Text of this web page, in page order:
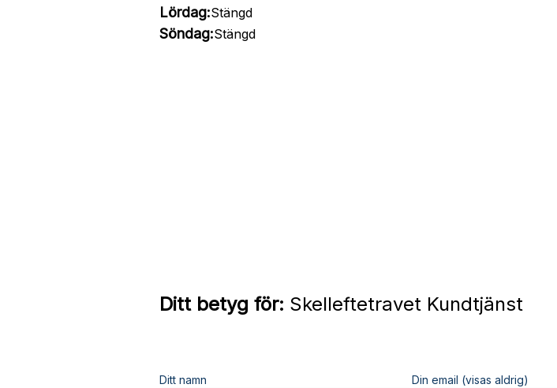
Lördag:Stängd
Söndag:Stängd
Ditt betyg för: Skelleftetravet Kundtjänst
Ditt namn Din email (visas aldrig)